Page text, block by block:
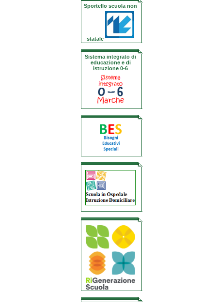
Sportello scuola non
statale
Sistema integrato di
educazione e di
istruzione 0-6